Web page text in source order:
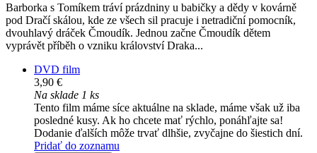
Barborka s Tomíkem tráví prázdniny u babičky a dědy v kovárně
pod Dračí skálou, kde ze všech sil pracuje i netradiční pomocník,
dvouhlavý dráček Čmoudík. Jednou začne Čmoudík dětem
vyprávět příběh o vzniku království Draka...
DVD film
3,90 €
Na sklade 1 ks
Tento film máme síce aktuálne na sklade, máme však už iba
posledné kusy. Ak ho chcete mať rýchlo, ponáhľajte sa!
Dodanie ďalších môže trvať dlhšie, zvyčajne do šiestich dní.
Pridať do zoznamu